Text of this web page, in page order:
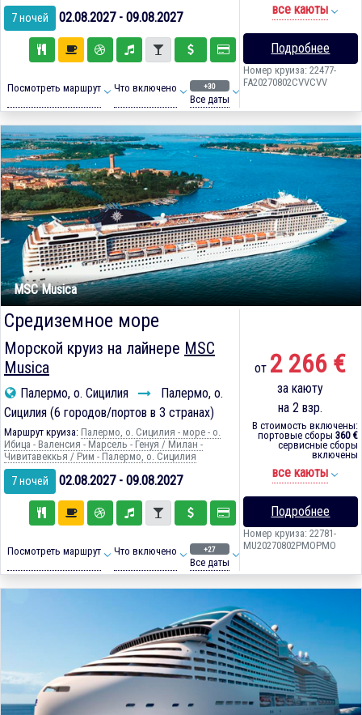
7 ночей 02.08.2027 - 09.08.2027
Посмотреть маршрут Что включено +30
Все даты
все каюты
Подробнее
Номер круиза: 22477-
FA20270802CVVCVV
MSC Musica
Средиземное море
Морской круиз на лайнере MSC
Musica
Палермо, о. Сицилия
Палермо, о.
Сицилия (6 городов/портов в 3 странах)
Маршрут круиза: Палермо, о. Сицилия - море - о.
Ибица - Валенсия - Марсель - Генуя / Милан -
Чивитавеккья / Рим - Палермо, о. Сицилия
7 ночей 02.08.2027 - 09.08.2027
Посмотреть маршрут Что включено +27
Все даты
от 2 266 €
за каюту
на 2 взр.
В стоимость включены:
портовые сборы 360 €
сервисные сборы
включены
все каюты
Подробнее
Номер круиза: 22781-
MU20270802PMOPMO